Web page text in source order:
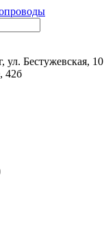
ул. Бестужевская, 10
42б